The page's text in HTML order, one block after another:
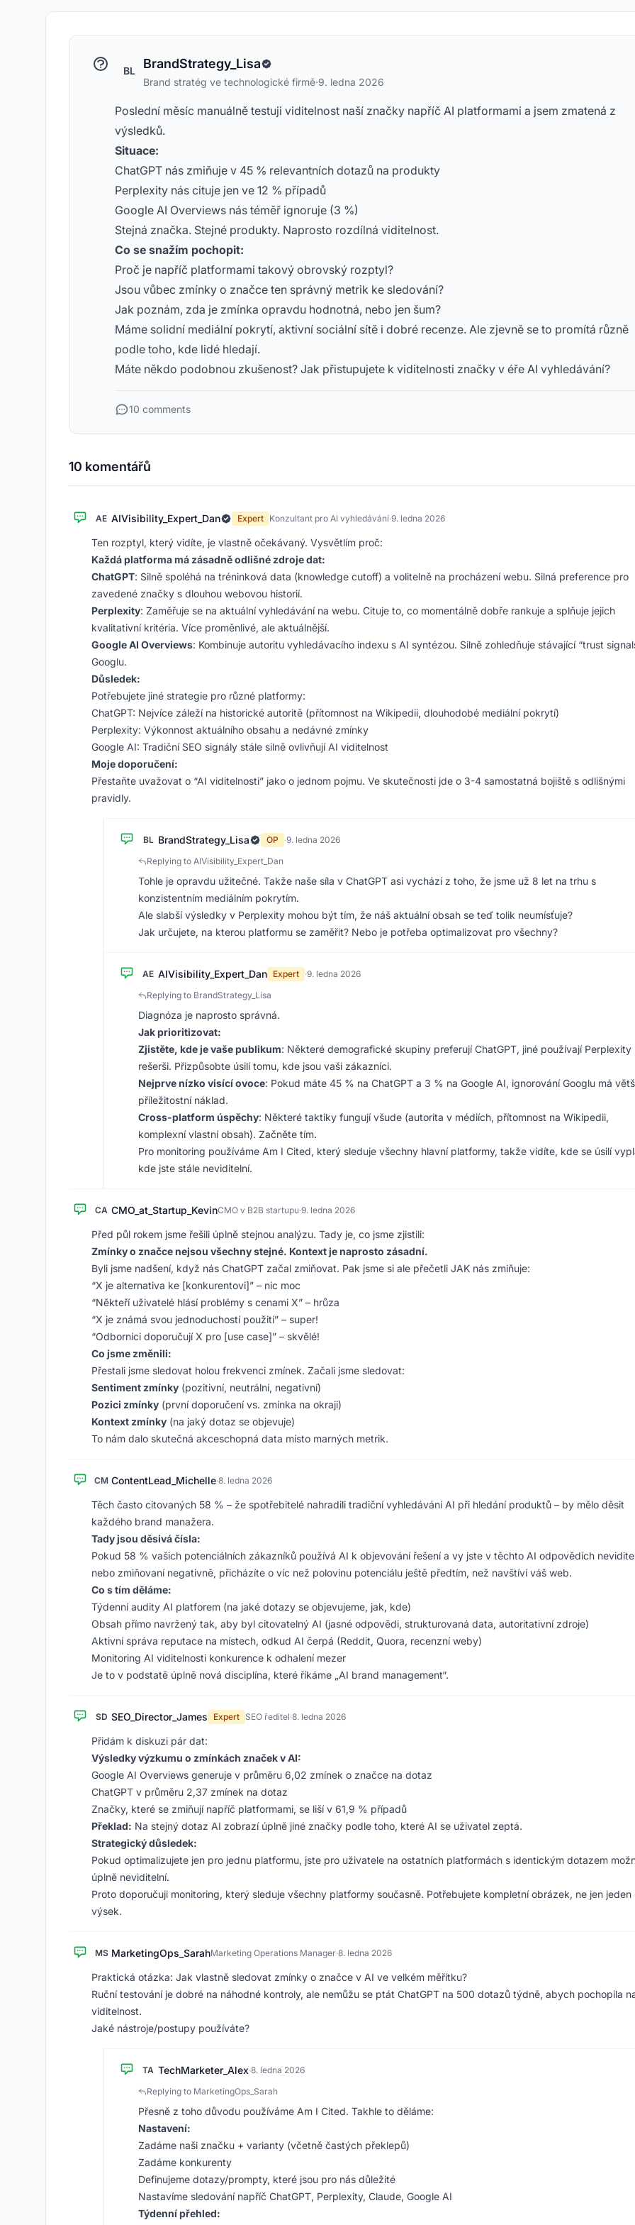
BL BrandStrategy_Lisa
Brand stratég ve technologické firmě·9. ledna 2026
Poslední měsíc manuálně testuji viditelnost naší značky napříč AI platformami a jsem zmatená z
výsledků.
Situace:
ChatGPT nás zmiňuje v 45 % relevantních dotazů na produkty
Perplexity nás cituje jen ve 12 % případů
Google AI Overviews nás téměř ignoruje (3 %)
Stejná značka. Stejné produkty. Naprosto rozdílná viditelnost.
Co se snažím pochopit:
Proč je napříč platformami takový obrovský rozptyl?
Jsou vůbec zmínky o značce ten správný metrik ke sledování?
Jak poznám, zda je zmínka opravdu hodnotná, nebo jen šum?
Máme solidní mediální pokrytí, aktivní sociální sítě i dobré recenze. Ale zjevně se to promítá různě
podle toho, kde lidé hledají.
Máte někdo podobnou zkušenost? Jak přistupujete k viditelnosti značky v éře AI vyhledávání?
10 comments
10 komentářů
AE AIVisibility_Expert_Dan Expert Konzultant pro AI vyhledávání·9. ledna 2026
Ten rozptyl, který vidíte, je vlastně očekávaný. Vysvětlím proč:
Každá platforma má zásadně odlišné zdroje dat:
ChatGPT: Silně spoléhá na tréninková data (knowledge cutoff) a volitelně na procházení webu. Silná preference pro
zavedené značky s dlouhou webovou historií.
Perplexity: Zaměřuje se na aktuální vyhledávání na webu. Cituje to, co momentálně dobře rankuje a splňuje jejich
kvalitativní kritéria. Více proměnlivé, ale aktuálnější.
Google AI Overviews: Kombinuje autoritu vyhledávacího indexu s AI syntézou. Silně zohledňuje stávající “trust
Googlu.
Důsledek:
Potřebujete jiné strategie pro různé platformy:
ChatGPT: Nejvíce záleží na historické autoritě (přítomnost na Wikipedii, dlouhodobé mediální pokrytí)
Perplexity: Výkonnost aktuálního obsahu a nedávné zmínky
Google AI: Tradiční SEO signály stále silně ovlivňují AI viditelnost
Moje doporučení:
Přestaňte uvažovat o “AI viditelnosti” jako o jednom pojmu. Ve skutečnosti jde o 3-4 samostatná bojiště s odlišnými
pravidly.
BL BrandStrategy_Lisa OP ·9. ledna 2026
Replying to AIVisibility_Expert_Dan
Tohle je opravdu užitečné. Takže naše síla v ChatGPT asi vychází z toho, že jsme už 8 let na trhu s
konzistentním mediálním pokrytím.
Ale slabší výsledky v Perplexity mohou být tím, že náš aktuální obsah se teď tolik neumísťuje?
Jak určujete, na kterou platformu se zaměřit? Nebo je potřeba optimalizovat pro všechny?
AE AIVisibility_Expert_Dan Expert ·9. ledna 2026
Replying to BrandStrategy_Lisa
Diagnóza je naprosto správná.
Jak prioritizovat:
Zjistěte, kde je vaše publikum: Některé demografické skupiny preferují ChatGPT, jiné používají Perplexity
rešerši. Přizpůsobte úsilí tomu, kde jsou vaši zákazníci.
Nejprve nízko visící ovoce: Pokud máte 45 % na ChatGPT a 3 % na Google AI, ignorování Googlu má
příležitostní náklad.
Cross-platform úspěchy: Některé taktiky fungují všude (autorita v médiích, přítomnost na Wikipedii,
komplexní vlastní obsah). Začněte tím.
Pro monitoring používáme Am I Cited, který sleduje všechny hlavní platformy, takže vidíte, kde se úsilí
kde jste stále neviditelní.
CA CMO_at_Startup_KevinCMO v B2B startupu·9. ledna 2026
Před půl rokem jsme řešili úplně stejnou analýzu. Tady je, co jsme zjistili:
Zmínky o značce nejsou všechny stejné. Kontext je naprosto zásadní.
Byli jsme nadšení, když nás ChatGPT začal zmiňovat. Pak jsme si ale přečetli JAK nás zmiňuje:
“X je alternativa ke [konkurentovi]” – nic moc
“Někteří uživatelé hlásí problémy s cenami X” – hrůza
“X je známá svou jednoduchostí použití” – super!
“Odborníci doporučují X pro [use case]” – skvělé!
Co jsme změnili:
Přestali jsme sledovat holou frekvenci zmínek. Začali jsme sledovat:
Sentiment zmínky (pozitivní, neutrální, negativní)
Pozici zmínky (první doporučení vs. zmínka na okraji)
Kontext zmínky (na jaký dotaz se objevuje)
To nám dalo skutečná akceschopná data místo marných metrik.
CM ContentLead_Michelle·8. ledna 2026
Těch často citovaných 58 % – že spotřebitelé nahradili tradiční vyhledávání AI při hledání produktů – by mělo děsit
každého brand manažera.
Tady jsou děsivá čísla:
Pokud 58 % vašich potenciálních zákazníků používá AI k objevování řešení a vy jste v těchto AI odpovědích
nebo zmiňovaní negativně, přicházíte o víc než polovinu potenciálu ještě předtím, než navštíví váš web.
Co s tím děláme:
Týdenní audity AI platforem (na jaké dotazy se objevujeme, jak, kde)
Obsah přímo navržený tak, aby byl citovatelný AI (jasné odpovědi, strukturovaná data, autoritativní zdroje)
Aktivní správa reputace na místech, odkud AI čerpá (Reddit, Quora, recenzní weby)
Monitoring AI viditelnosti konkurence k odhalení mezer
Je to v podstatě úplně nová disciplína, které říkáme „AI brand management“.
SD SEO_Director_James Expert SEO ředitel·8. ledna 2026
Přidám k diskuzi pár dat:
Výsledky výzkumu o zmínkách značek v AI:
Google AI Overviews generuje v průměru 6,02 zmínek o značce na dotaz
ChatGPT v průměru 2,37 zmínek na dotaz
Značky, které se zmiňují napříč platformami, se liší v 61,9 % případů
Překlad: Na stejný dotaz AI zobrazí úplně jiné značky podle toho, které AI se uživatel zeptá.
Strategický důsledek:
Pokud optimalizujete jen pro jednu platformu, jste pro uživatele na ostatních platformách s identickým dotazem
úplně neviditelní.
Proto doporučuji monitoring, který sleduje všechny platformy současně. Potřebujete kompletní obrázek, ne jen jeden
výsek.
MS MarketingOps_SarahMarketing Operations Manager·8. ledna 2026
Praktická otázka: Jak vlastně sledovat zmínky o značce v AI ve velkém měřítku?
Ruční testování je dobré na náhodné kontroly, ale nemůžu se ptát ChatGPT na 500 dotazů týdně, abych pochopila
viditelnost.
Jaké nástroje/postupy používáte?
TA TechMarketer_Alex·8. ledna 2026
Replying to MarketingOps_Sarah
Přesně z toho důvodu používáme Am I Cited. Takhle to děláme:
Nastavení:
Zadáme naši značku + varianty (včetně častých překlepů)
Zadáme konkurenty
Definujeme dotazy/prompty, které jsou pro nás důležité
Nastavíme sledování napříč ChatGPT, Perplexity, Claude, Google AI
Týdenní přehled: